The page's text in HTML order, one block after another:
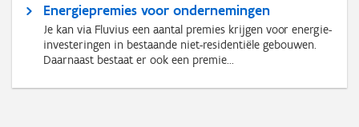
Energiepremies voor ondernemingen
Je kan via Fluvius een aantal premies krijgen voor energie-
investeringen in bestaande niet-residentiële gebouwen.
Daarnaast bestaat er ook een premie...